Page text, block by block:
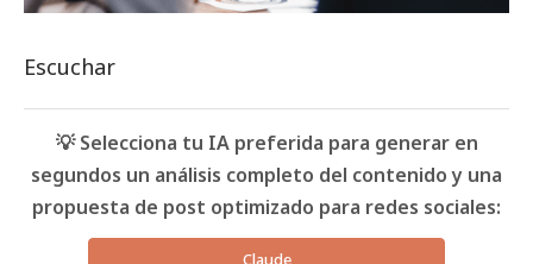
Escuchar
💡 Selecciona tu IA preferida para generar en
segundos un análisis completo del contenido y una
propuesta de post optimizado para redes sociales:
Claude